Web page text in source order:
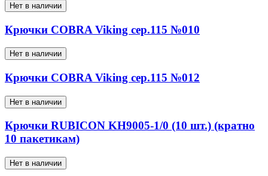
Нет в наличии
Крючки COBRA Viking сер.115 №010
Нет в наличии
Крючки COBRA Viking сер.115 №012
Нет в наличии
Крючки RUBICON KH9005-1/0 (10 шт.) (кратно
10 пакетикам)
Нет в наличии